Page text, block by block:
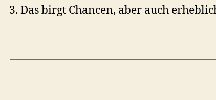
Das birgt Chancen, aber auch